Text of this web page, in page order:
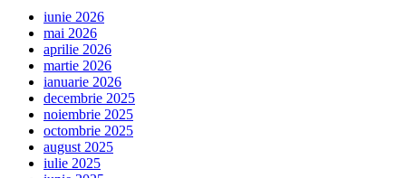
iunie 2026
mai 2026
aprilie 2026
martie 2026
ianuarie 2026
decembrie 2025
noiembrie 2025
octombrie 2025
august 2025
iulie 2025